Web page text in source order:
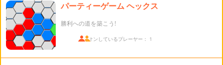
パーティーゲーム ヘックス
勝利への道を築こう!
ログオンしているプレーヤー： 1